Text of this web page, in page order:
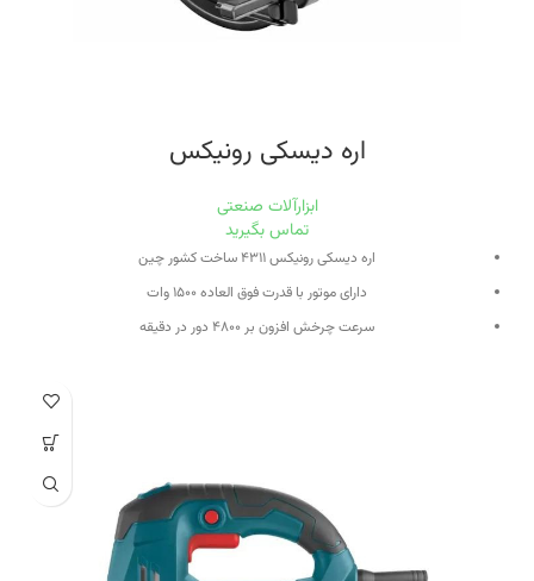
اره دیسکی رونیکس
ابزارآلات صنعتی
تماس بگیرید
اره دیسکی رونیکس ۴۳۱۱ ساخت کشور چین
دارای موتور با قدرت فوق العاده ۱۵۰۰ وات
سرعت چرخش افزون بر ۴۸۰۰ دور در دقیقه
طراحی دسته جانبی با روکش نرم پلیمری جهت تسلط و راحتی کاربر
دارای مکانیزم تنظیم دقیق عمق برش تا ۶۵ میلی متر جهت مصارف صنعتی
طراحی بی نظیر در بخش جا ذغالی برای تعویض سریع و آسان ذغال ها